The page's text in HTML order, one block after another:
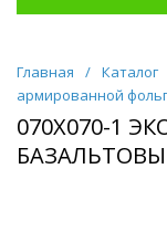
Главная / Каталог
армированной
070Х070-1